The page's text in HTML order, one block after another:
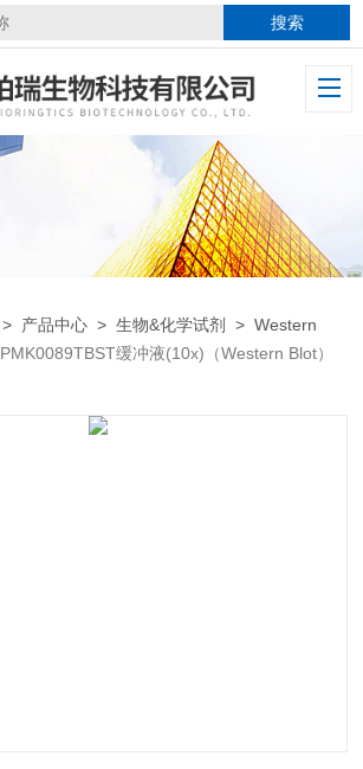
> 产品中心 >生物&化学试剂 >Western
PMK0089TBST缓冲液(10x)（Western Blot）